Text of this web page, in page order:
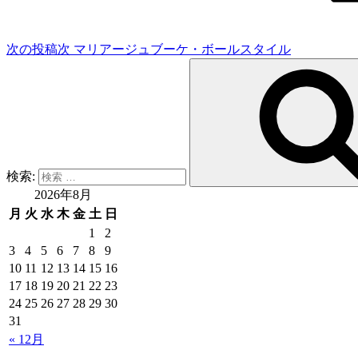
次の投稿次 マリアージュブーケ・ボールスタイル
検索:
2026年8月
月 火 水 木 金 土 日
« 12月
1
2
3
4 5 6 7 8
9
10 11 12 13 14 15 16
17 18 19 20 21 22 23
24 25 26 27 28 29 30
31